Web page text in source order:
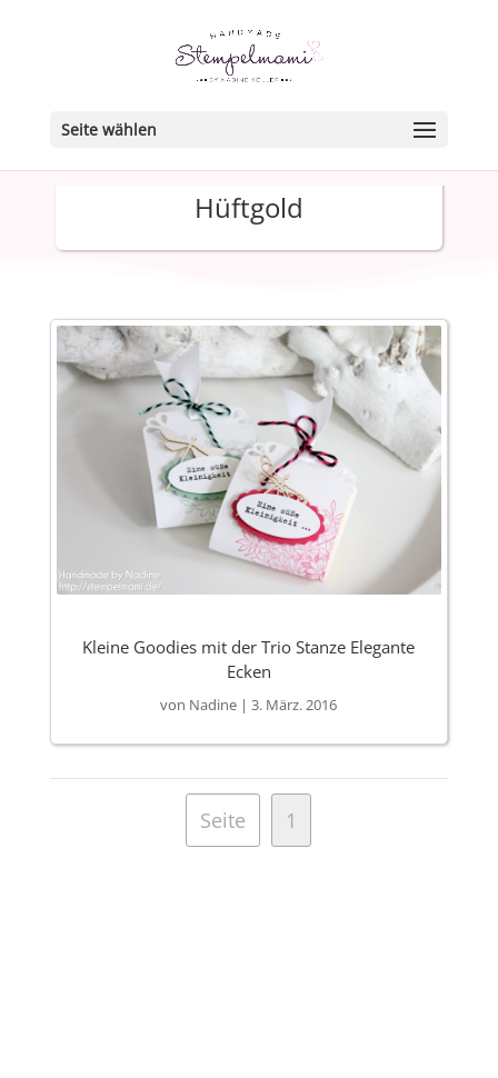
Seite wählen
Hüftgold
Kleine Goodies mit der Trio Stanze Elegante
Ecken
von Nadine |3. März. 2016
Seite 1